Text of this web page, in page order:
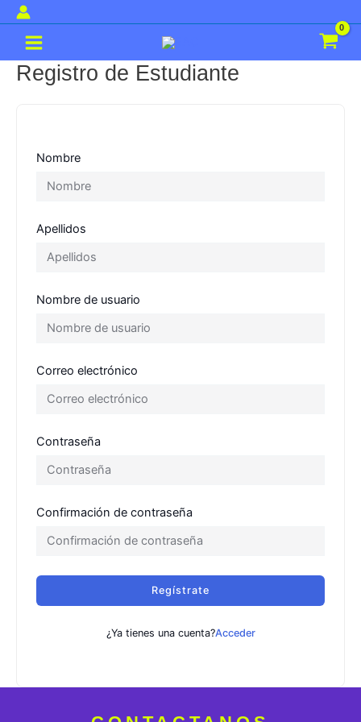
al
contenido
Main
Menu
Registro de Estudiante
Nombre
Apellidos
Nombre de usuario
Correo electrónico
Contraseña
Confirmación de contraseña
Regístrate
¿Ya tienes una cuenta?Acceder